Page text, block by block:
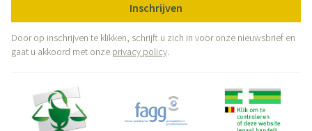
Inschrijven
Door op inschrijven te klikken, schrijft u zich in voor onze nieuwsbrief en
gaat u akkoord met onze privacy policy.